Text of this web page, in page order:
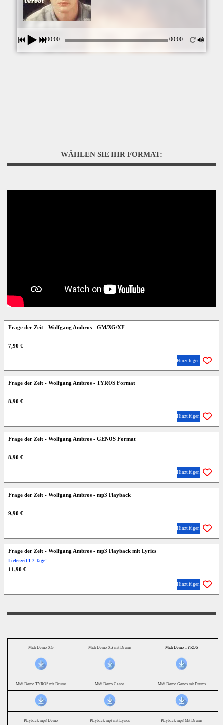
00:00 00:00
WÄHLEN SIE IHR FORMAT:
Frage der Zeit - Wolfgang Ambros - GM/XG/XF
7,90 €
Hinzufügen
Frage der Zeit - Wolfgang Ambros - TYROS Format
8,90 €
Hinzufügen
Frage der Zeit - Wolfgang Ambros - GENOS Format
8,90 €
Hinzufügen
Frage der Zeit - Wolfgang Ambros - mp3 Playback
9,90 €
Hinzufügen
Frage der Zeit - Wolfgang Ambros - mp3 Playback mit Lyrics
Lieferzeit 1-2 Tage!
11,90 €
Hinzufügen
Midi Demo XG Midi Demo XG mit Drums Midi Demo TYROS
Midi Demo TYROS mit Drums Midi Demo Genos Midi Demo Genos mit Drums
Playback mp3 Demo Playback mp3 mit Lyrics Playback mp3 Mit Drums